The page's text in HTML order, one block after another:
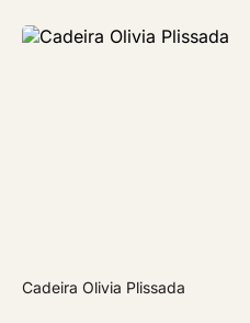
Cadeira Olivia Plissada